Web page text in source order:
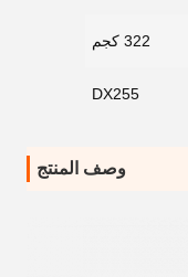
322 كجم
DX255
وصف المنتج